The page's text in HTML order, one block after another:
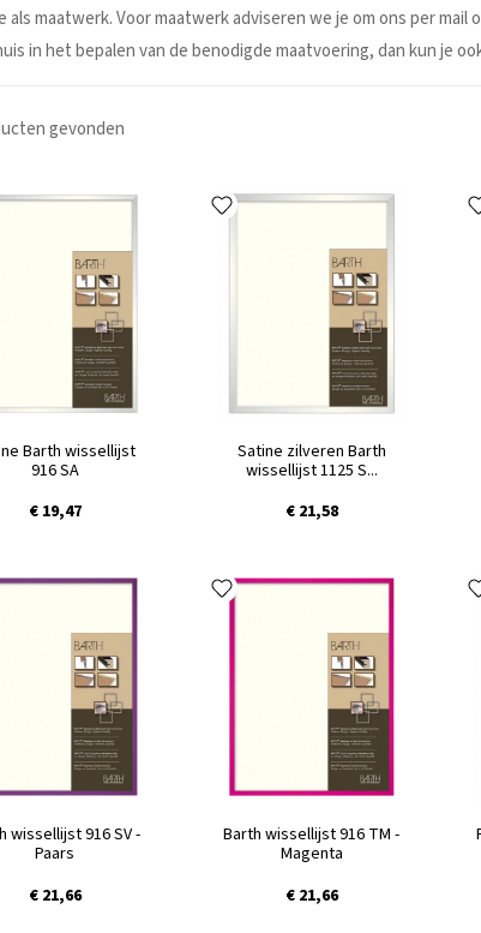
als maatwerk. Voor maatwerk adviseren we je om ons per
in het bepalen van de benodigde maatvoering, dan kun je
gevonden
Barth wissellijst
916 SA
€ 19,47
Satine zilveren Barth
wissellijst 1125 S...
€ 21,58
wissellijst 916 SV -
Paars
€ 21,66
Barth wissellijst 916 TM -
Magenta
€ 21,66